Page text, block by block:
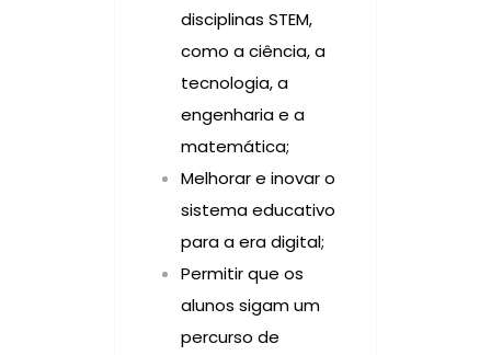
disciplinas STEM,
como a ciência, a
tecnologia, a
engenharia e a
matemática;
Melhorar e inovar o
sistema educativo
para a era digital;
Permitir que os
alunos sigam um
percurso de